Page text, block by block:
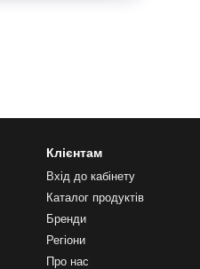
Клієнтам
Вхід до кабінету
Каталог продуктів
Бренди
Регіони
Про нас